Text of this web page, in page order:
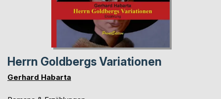
Herrn Goldbergs Variationen
Gerhard Habarta